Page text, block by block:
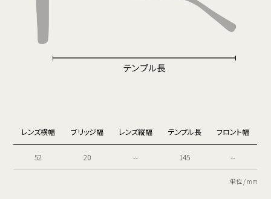
レンズ横幅 ブリッジ幅 レンズ縦幅 テンプル長 フロント幅
52 20 -- 145 --
単位 / mm